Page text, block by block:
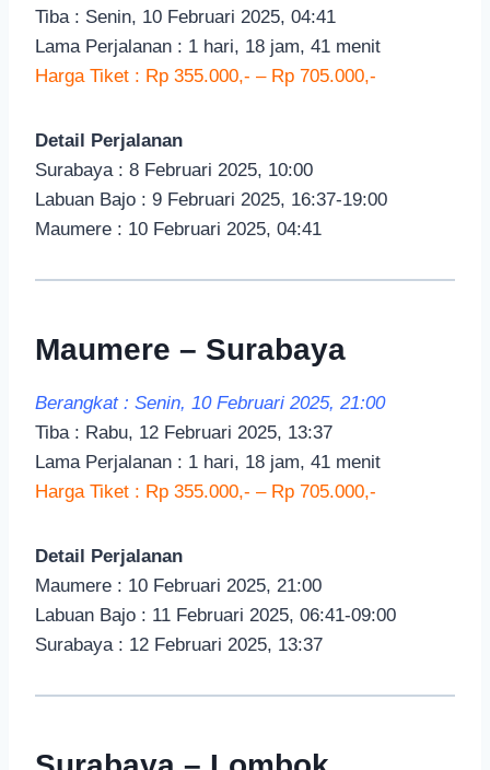
Tiba : Senin, 10 Februari 2025, 04:41
Lama Perjalanan : 1 hari, 18 jam, 41 menit
Harga Tiket : Rp 355.000,- – Rp 705.000,-
Detail Perjalanan
Surabaya : 8 Februari 2025, 10:00
Labuan Bajo : 9 Februari 2025, 16:37-19:00
Maumere : 10 Februari 2025, 04:41
Maumere – Surabaya
Berangkat : Senin, 10 Februari 2025, 21:00
Tiba : Rabu, 12 Februari 2025, 13:37
Lama Perjalanan : 1 hari, 18 jam, 41 menit
Harga Tiket : Rp 355.000,- – Rp 705.000,-
Detail Perjalanan
Maumere : 10 Februari 2025, 21:00
Labuan Bajo : 11 Februari 2025, 06:41-09:00
Surabaya : 12 Februari 2025, 13:37